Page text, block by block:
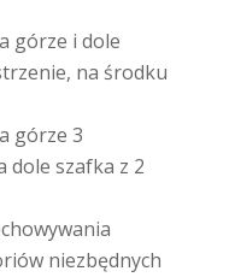
górze i dole
na środku
górze 3
dole szafka z 2
niezbędnych